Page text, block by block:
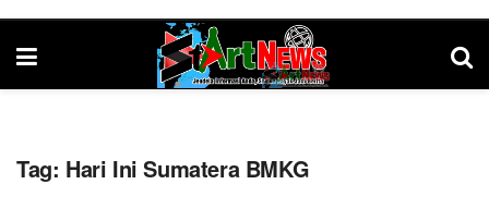
Tag: Hari Ini Sumatera BMKG